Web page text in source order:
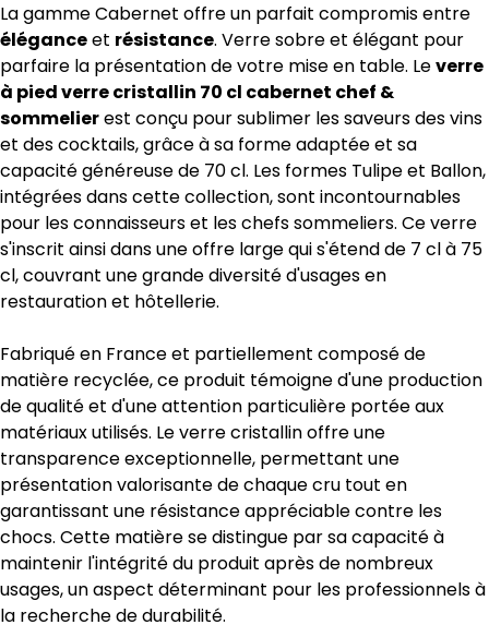
La gamme Cabernet offre un parfait compromis entre
éléganceet résistance. Verre sobre et élégant pour
parfaire la présentation de votre mise en table. Leverre
à pied verre cristallin 70 cl cabernet chef &
sommelierest conçu pour sublimer les saveurs des vins
et des cocktails, grâce à sa forme adaptée et sa
capacité généreuse de 70 cl. Les formes Tulipe et Ballon,
intégrées dans cette collection, sont incontournables
pour les connaisseurs et les chefs sommeliers. Ce verre
s'inscrit ainsi dans une offre large qui s'étend de 7 cl à 75
cl, couvrant une grande diversité d'usages en
restauration et hôtellerie.
Fabriqué en France et partiellement composé de
matière recyclée, ce produit témoigne d'une production
de qualité et d'une attention particulière portée aux
matériaux utilisés. Le verre cristallin offre une
transparence exceptionnelle, permettant une
présentation valorisante de chaque cru tout en
garantissant une résistance appréciable contre les
chocs. Cette matière se distingue par sa capacité à
maintenir l'intégrité du produit après de nombreux
usages, un aspect déterminant pour les professionnels à
la recherche de durabilité.